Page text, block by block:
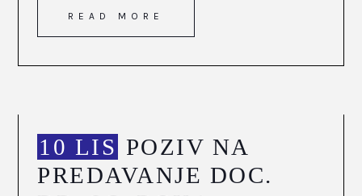
READ MORE
10 LIS POZIV NA
PREDAVANJE DOC.